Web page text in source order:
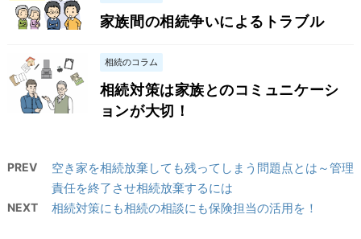
家族間の相続争いによるトラブル
相続のコラム
相続対策は家族とのコミュニケーシ
ョンが大切！
PREV
空き家を相続放棄しても残ってしまう問題点とは～管理
責任を終了させ相続放棄するには
NEXT 相続対策にも相続の相談にも保険担当の活用を！